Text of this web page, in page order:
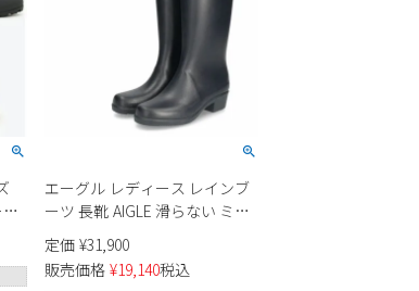
エーグル レディース レインブ
ーツ 長靴 AIGLE 滑らない ミリ
カ ラバーブーツ マリン ブラッ
ク 黒 ラバーブーツ ロング丈 防
水 ZZFNB66 002
定価 ¥31,900
販売価格 ¥19,140税込